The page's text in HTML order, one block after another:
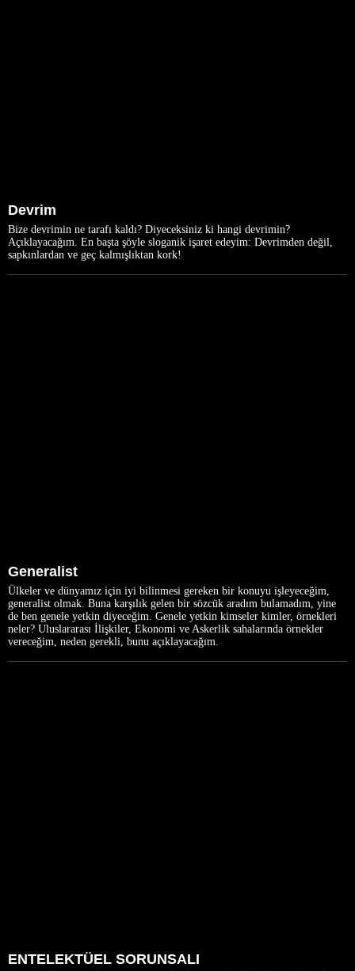
Devrim
Bize devrimin ne tarafı kaldı? Diyeceksiniz ki hangi devrimin?
Açıklayacağım. En başta şöyle sloganik işaret edeyim: Devrimden değil,
sapkınlardan ve geç kalmışlıktan kork!
Generalist
Ülkeler ve dünyamız için iyi bilinmesi gereken bir konuyu işleyeceğim,
generalist olmak. Buna karşılık gelen bir sözcük aradım bulamadım, yine
de ben genele yetkin diyeceğim. Genele yetkin kimseler kimler, örnekleri
neler? Uluslararası İlişkiler, Ekonomi ve Askerlik sahalarında örnekler
vereceğim, neden gerekli, bunu açıklayacağım.
ENTELEKTÜEL SORUNSALI